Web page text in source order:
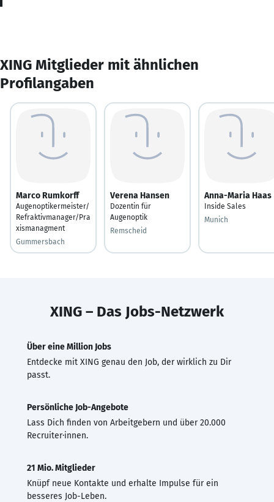
XING Mitglieder mit ähnlichen
Profilangaben
Marco Rumkorff
Augenoptikermeister/
Refraktivmanager/Pra
xismanagment
Gummersbach
Verena Hansen
Dozentin für
Augenoptik
Remscheid
Anna-Maria Haas
Inside Sales
Munich
XING – Das Jobs-Netzwerk
Über eine Million Jobs
Entdecke mit XING genau den Job, der wirklich zu Dir
passt.
Persönliche Job-Angebote
Lass Dich finden von Arbeitgebern und über 20.000
Recruiter·innen.
21 Mio. Mitglieder
Knüpf neue Kontakte und erhalte Impulse für ein
besseres Job-Leben.